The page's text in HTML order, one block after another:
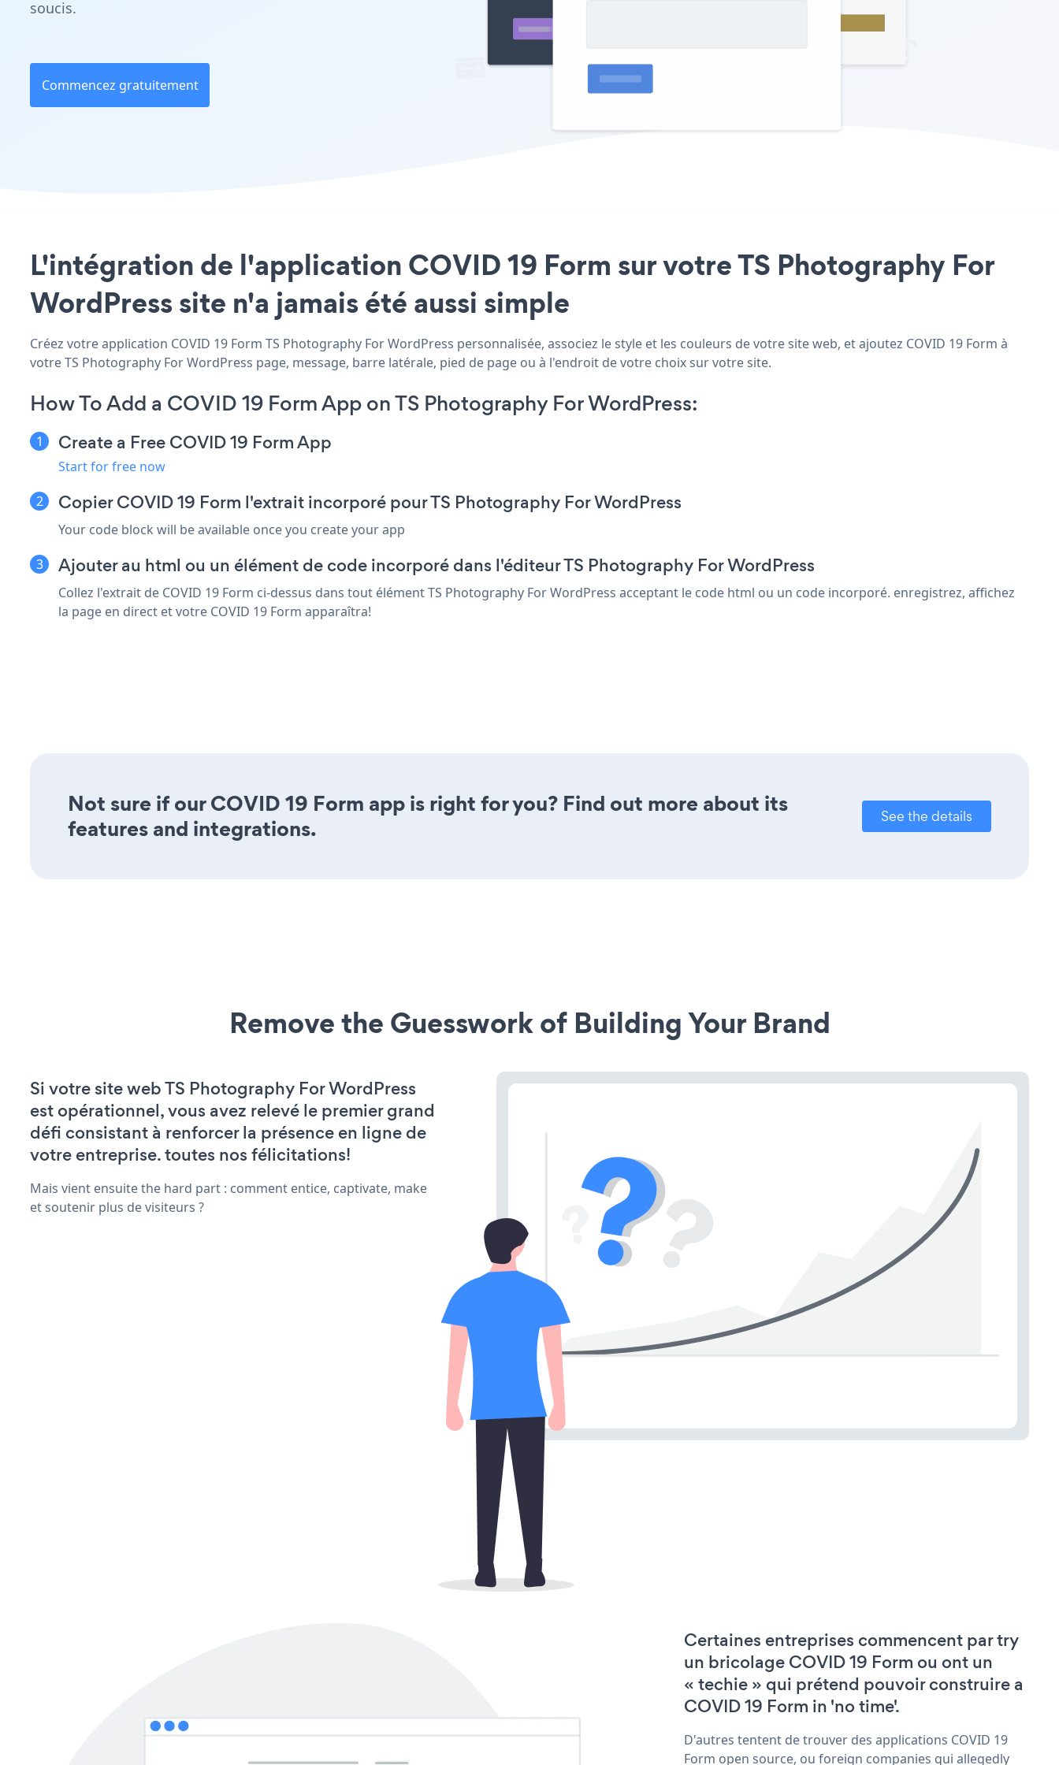
soucis.
Commencez gratuitement
L'intégration de l'application COVID 19 Form sur votre TS Photography For
WordPress site n'a jamais été aussi simple
Créez votre application COVID 19 Form TS Photography For WordPress personnalisée, associez le style et les couleurs de votre site web, et ajoutez COVID 19 Form à
votre TS Photography For WordPress page, message, barre latérale, pied de page ou à l'endroit de votre choix sur votre site.
How To Add a COVID 19 Form App on TS Photography For WordPress:
Create a Free COVID 19 Form App
Start for free now
Copier COVID 19 Form l'extrait incorporé pour TS Photography For WordPress
Your code block will be available once you create your app
Ajouter au html ou un élément de code incorporé dans l'éditeur TS Photography For WordPress
Collez l'extrait de COVID 19 Form ci-dessus dans tout élément TS Photography For WordPress acceptant le code html ou un code incorporé. enregistrez, affichez
la page en direct et votre COVID 19 Form apparaîtra!
Not sure if our COVID 19 Form app is right for you? Find out more about its
features and integrations.
See the details
Remove the Guesswork of Building Your Brand
Si votre site web TS Photography For WordPress
est opérationnel, vous avez relevé le premier grand
défi consistant à renforcer la présence en ligne de
votre entreprise. toutes nos félicitations!
Mais vient ensuite the hard part : comment entice, captivate, make
et soutenir plus de visiteurs ?
Certaines entreprises commencent par try
un bricolage COVID 19 Form ou ont un
« techie » qui prétend pouvoir construire a
COVID 19 Form in 'no time'.
D'autres tentent de trouver des applications COVID 19
Form open source, ou foreign companies qui allegedly